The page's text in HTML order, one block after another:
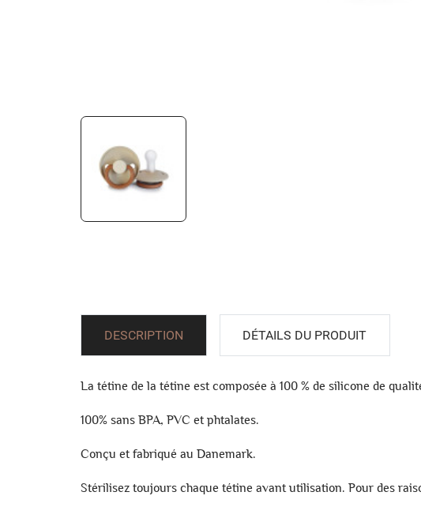
DESCRIPTION DÉTAILS DU PRODUIT
La tétine de la tétine est composée à 100 % de silicone de
100% sans BPA, PVC et phtalates.
Conçu et fabriqué au Danemark.
Stérilisez toujours chaque tétine avant utilisation. Pour des